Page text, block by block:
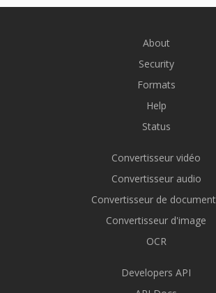
About
Security
Formats
Help
Status
Convertisseur vidéo
Convertisseur audio
Convertisseur de
Convertisseur d'image
OCR
Developers API